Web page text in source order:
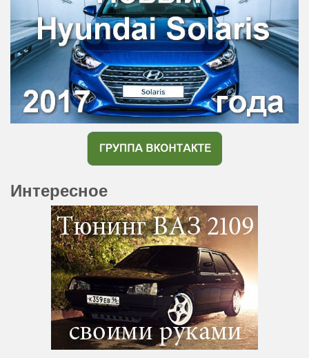
Интересное